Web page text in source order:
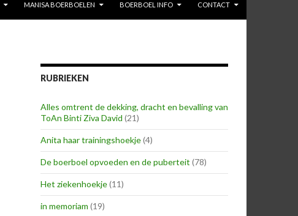
MANISA BOERBOELEN BOERBOEL INFO CONTACT
RUBRIEKEN
Alles omtrent de dekking, dracht en bevalling van
ToAn Binti Ziva David (21)
Anita haar trainingshoekje(4)
De boerboel opvoeden en de puberteit (78)
Het ziekenhoekje(11)
in memoriam (19)